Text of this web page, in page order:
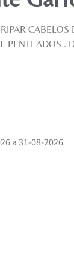
PENTEADOS .
a 31-08-2026